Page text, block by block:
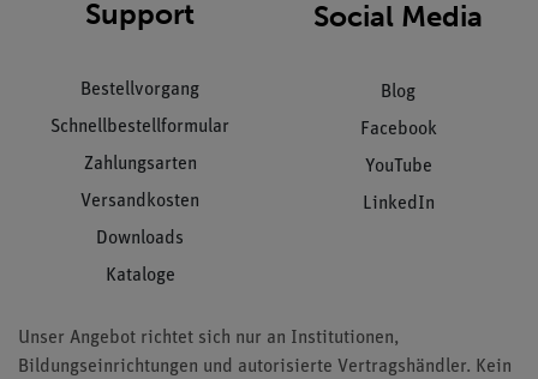
Support
Bestellvorgang
Schnellbestellformular
Zahlungsarten
Versandkosten
Downloads
Kataloge
Social Media
Blog
Facebook
YouTube
LinkedIn
Unser Angebot richtet sich nur an Institutionen,
Bildungseinrichtungen und autorisierte Vertragshändler. Kein